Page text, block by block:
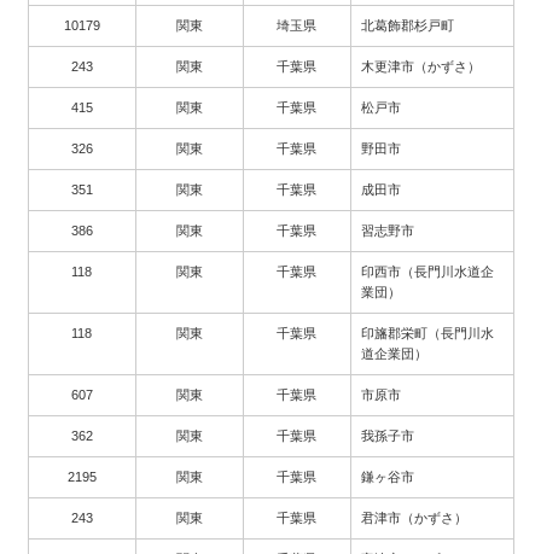
10179 関東 埼玉県 北葛飾郡杉戸町
243 関東 千葉県 木更津市（かずさ）
415 関東 千葉県 松戸市
326 関東 千葉県 野田市
351 関東 千葉県 成田市
386 関東 千葉県 習志野市
118 関東 千葉県
印西市（長門川水道企
業団）
118 関東 千葉県
印旛郡栄町（長門川水
道企業団）
607 関東 千葉県 市原市
362 関東 千葉県 我孫子市
2195 関東 千葉県 鎌ヶ谷市
243 関東 千葉県 君津市（かずさ）